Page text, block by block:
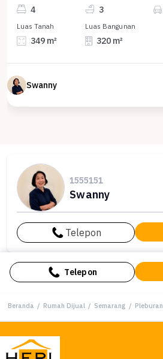
4 3
Luas Tanah
349 m²
Luas Bangunan
320 m²
Swanny
1555151
Swanny
Telepon
Telepon
Beranda / Rumah Dijual / Semarang / Pleburan